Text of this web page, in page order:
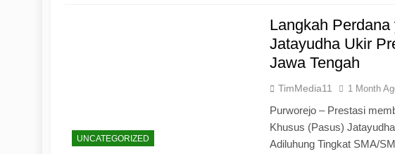
UNCATEGORIZED
Langkah
Jatayudha Ukir
Jawa Tengah
TimMedia11 1 Month
Purworejo – Prestasi
Khusus (Pasus)
Adiluhung Tingkat SMA/